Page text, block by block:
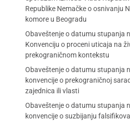
Republike Nemačke o osnivanju
komore u Beogradu
Obaveštenje o datumu stupanja
Konvenciju o proceni uticaja na
prekograničnom kontekstu
Obaveštenje o datumu stupanja
konvencije o prekograničnoj
zajednica ili vlasti
Obaveštenje o datumu stupanja
konvencije o suzbijanju